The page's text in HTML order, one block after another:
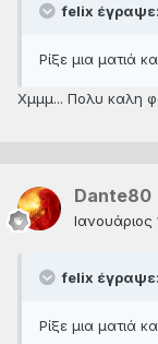
felix έγραψε:
Ρίξε μια ματιά
Χμμμ... Πολυ καλη
Dante80
Ιανουάριος
felix έγραψε:
Ρίξε μια ματιά